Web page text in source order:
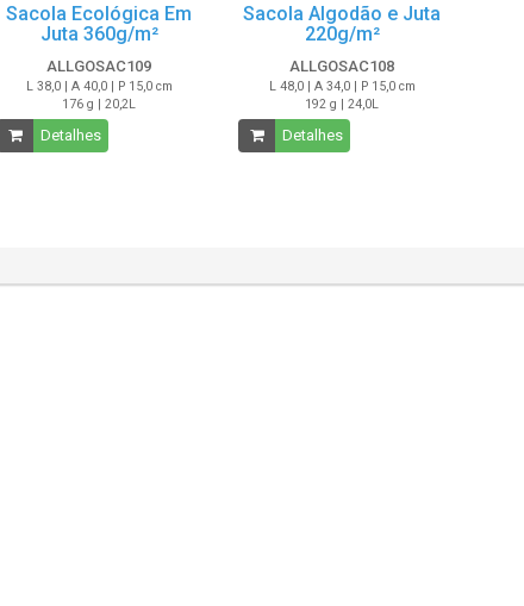
Sacola Ecológica Em
Juta 360g/m²
ALLGOSAC109
L 38,0 | A 40,0 | P 15,0 cm
176 g | 20,2L
Detalhes
Sacola Algodão e Juta
220g/m²
ALLGOSAC108
L 48,0 | A 34,0 | P 15,0 cm
192 g | 24,0L
Detalhes